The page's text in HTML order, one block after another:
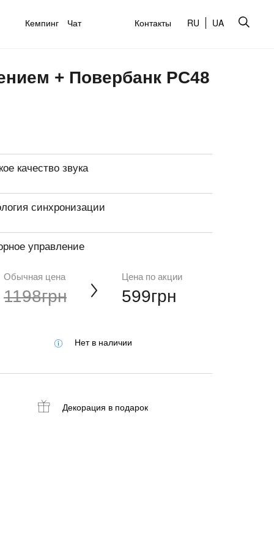
Кемпинг Чат Контакты RU UA
+ Повербанк PC48
качество звука
синхронизации
управление
Обычная цена
1198грн
Цена по акции
599грн
Нет в наличии
Декорация в подарок